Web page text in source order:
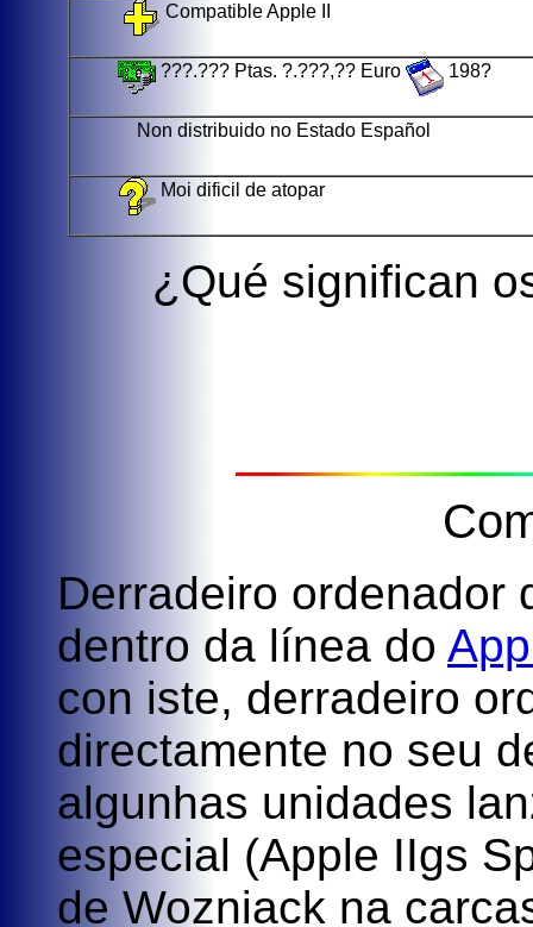
Compatible Apple II
???.??? Ptas. ?.???,?? Euro 198?
Non distribuido no Estado Español
Moi dificil de atopar
¿Qué significan
Derradeiro ordenador
dentro da línea do
con iste, derradeiro
directamente no seu
algunhas unidades
especial (Apple IIgs
de Wozniack na